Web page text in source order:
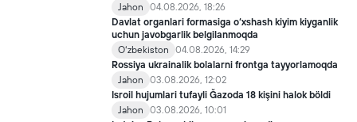
Jahon
04.08.2026, 18:26
Davlat organlari formasiga o‘xshash kiyim kiyganlik
uchun javobgarlik belgilanmoqda
Oʻzbekiston
04.08.2026, 14:29
Rossiya ukrainalik bolalarni frontga tayyorlamoqda
Jahon
03.08.2026, 12:02
Isroil hujumlari tufayli Ğazoda 18 kişini halok böldi
Jahon
03.08.2026, 10:01